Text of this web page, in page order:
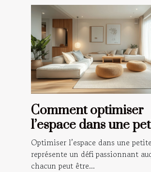
Comment optimiser
l’espace dans une
maison ?
Optimiser l’espace dans une
représente un défi passionnant
chacun peut être...